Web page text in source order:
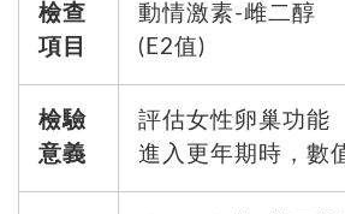
檢查
項目
動情激素-雌二醇
(E2值)
檢驗
意義
評估女性卵巢功能
進入更年期時，數